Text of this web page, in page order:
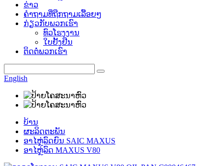
ຂ່າວ
ຄຳຖາມທີ່ຖືກຖາມເລື້ອຍໆ
ກ່ຽວກັບພວກເຮົາ
ທົວໂຮງງານ
ໃບຢັ້ງຢືນ
ຕິດຕໍ່ພວກເຮົາ
English
ບ້ານ
ຜະລິດຕະພັນ
ອາໄຫຼ່ລົດຍົນ SAIC MAXUS
ອາໄຫຼ່ລົດ MAXUS V80